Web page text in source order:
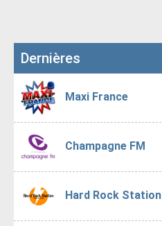
Dernières
Maxi France
Champagne FM
Hard Rock Station